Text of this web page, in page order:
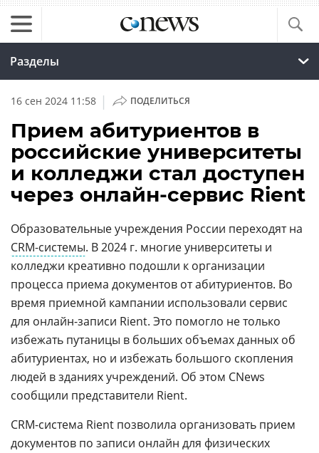
Разделы
16 сен 2024 11:58 | ПОДЕЛИТЬСЯ
Прием абитуриентов в
российские университеты
и колледжи стал доступен
через онлайн-сервис Rient
Образовательные учреждения России переходят на
CRM-системы. В 2024 г. многие университеты и
колледжи креативно подошли к организации
процесса приема документов от абитуриентов. Во
время приемной кампании использовали сервис
для онлайн-записи Rient. Это помогло не только
избежать путаницы в больших объемах данных об
абитуриентах, но и избежать большого скопления
людей в зданиях учреждений. Об этом CNews
сообщили представители Rient.
CRM-система Rient позволила организовать прием
документов по записи онлайн для физических